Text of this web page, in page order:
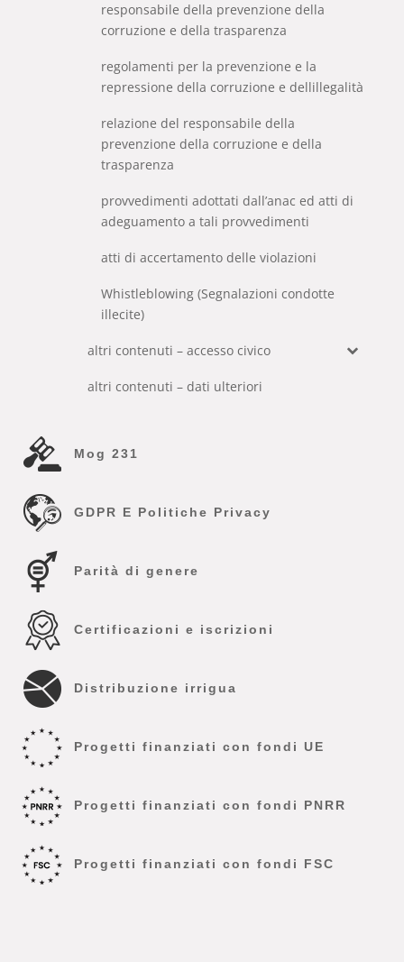
responsabile della prevenzione della
corruzione e della trasparenza
regolamenti per la prevenzione e la
repressione della corruzione e dellillegalità
relazione del responsabile della
prevenzione della corruzione e della
trasparenza
provvedimenti adottati dall’anac ed atti di
adeguamento a tali provvedimenti
atti di accertamento delle violazioni
Whistleblowing (Segnalazioni condotte
illecite)
altri contenuti – accesso civico
altri contenuti – dati ulteriori
Mog 231
GDPR E Politiche Privacy
Parità di genere
Certificazioni e iscrizioni
Distribuzione irrigua
Progetti finanziati con fondi UE
Progetti finanziati con fondi PNRR
Progetti finanziati con fondi FSC